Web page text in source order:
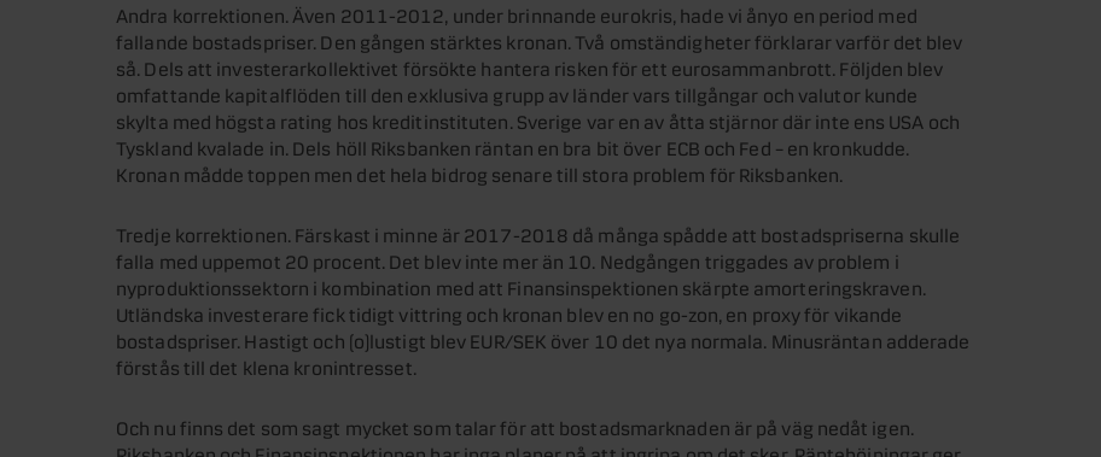
Andra korrektionen. Även 2011-2012, under brinnande eurokris, hade vi ånyo en period med
fallande bostadspriser. Den gången stärktes kronan. Två omständigheter förklarar varför det blev
så. Dels att investerarkollektivet försökte hantera risken för ett eurosammanbrott. Följden blev
omfattande kapitalflöden till den exklusiva grupp av länder vars tillgångar och valutor kunde
skylta med högsta rating hos kreditinstituten. Sverige var en av åtta stjärnor där inte ens USA och
Tyskland kvalade in. Dels höll Riksbanken räntan en bra bit över ECB och Fed – en kronkudde.
Kronan mådde toppen men det hela bidrog senare till stora problem för Riksbanken.
Tredje korrektionen. Färskast i minne är 2017-2018 då många spådde att bostadspriserna skulle
falla med uppemot 20 procent. Det blev inte mer än 10. Nedgången triggades av problem i
nyproduktionssektorn i kombination med att Finansinspektionen skärpte amorteringskraven.
Utländska investerare fick tidigt vittring och kronan blev en no go-zon, en proxy för vikande
bostadspriser. Hastigt och (o)lustigt blev EUR/SEK över 10 det nya normala. Minusräntan adderade
förstås till det klena kronintresset.
Och nu finns det som sagt mycket som talar för att bostadsmarknaden är på väg nedåt igen.